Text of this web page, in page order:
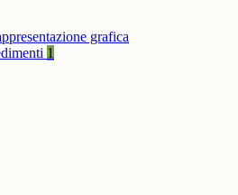
grafica
1